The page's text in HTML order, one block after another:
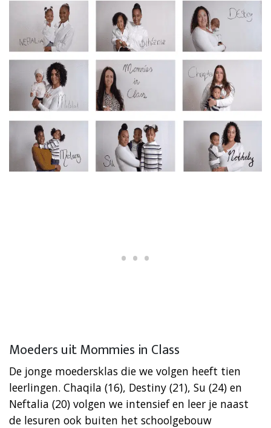
Moeders uit Mommies in Class
De jonge moedersklas die we volgen heeft tien
leerlingen. Chaqila (16), Destiny (21), Su (24) en
Neftalia (20) volgen we intensief en leer je naast
de lesuren ook buiten het schoolgebouw